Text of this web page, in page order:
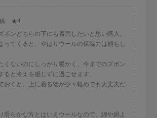
稿 ★4
ボンどちらの下にも着用したいと思い購入。
ってくると、やはりウールの保温力は頼もし
くないのにしっかり暖かく、今までのズボン
ると冷えを感じずに過ごせます。
おくと、上に着る物が少々軽めでも大丈夫だ
滑らかな方とはいえウールなので、綿や絹よ